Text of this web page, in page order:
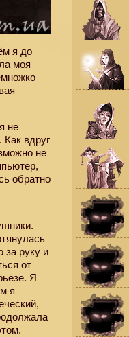
я до
моя
не
Как вдруг
не
обратно
за руку и
от
Я
я